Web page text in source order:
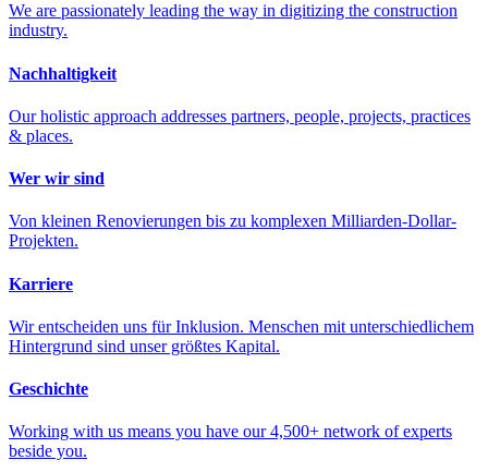
We are passionately leading the way in digitizing the construction
industry.
Nachhaltigkeit
Our holistic approach addresses partners, people, projects, practices
& places.
Wer wir sind
Von kleinen Renovierungen bis zu komplexen Milliarden-Dollar-
Projekten.
Karriere
Wir entscheiden uns für Inklusion. Menschen mit unterschiedlichem
Hintergrund sind unser größtes Kapital.
Geschichte
Working with us means you have our 4,500+ network of experts
beside you.